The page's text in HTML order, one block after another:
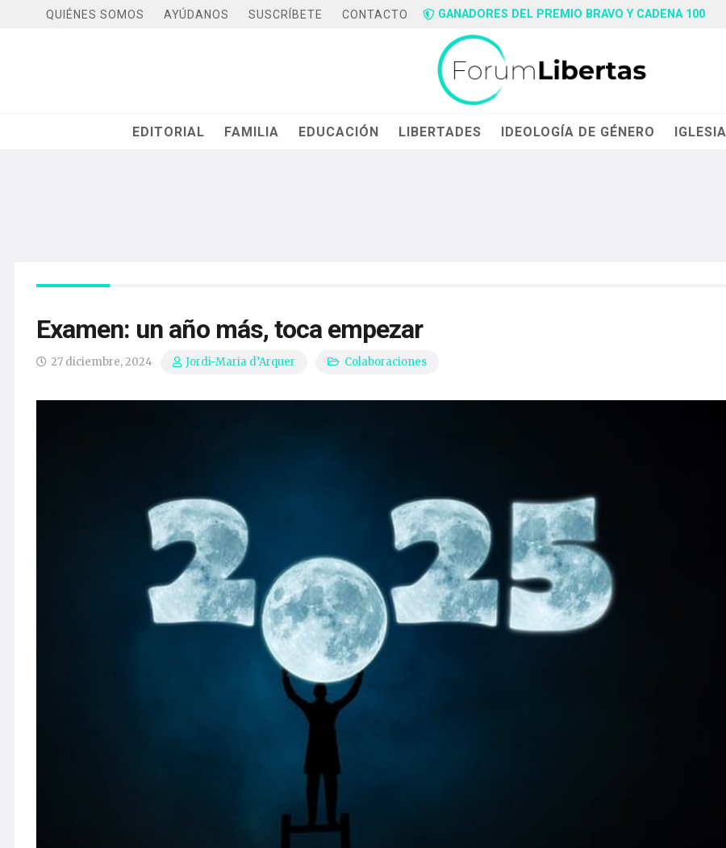
QUIÉNES SOMOS AYÚDANOS SUSCRÍBETE CONTACTO GANADORES DEL PREMIO BRAVO Y CADENA 100
EDITORIAL FAMILIA EDUCACIÓN LIBERTADES IDEOLOGÍA DE GÉNERO IGLESIA
Examen: un año más, toca empezar
27 diciembre, 2024 Jordi-Maria d’Arquer Colaboraciones